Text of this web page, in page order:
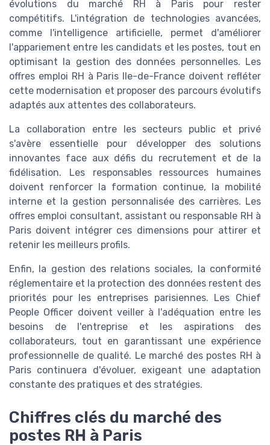
évolutions du marché RH à Paris pour rester
compétitifs. L'intégration de technologies avancées,
comme l'intelligence artificielle, permet d'améliorer
l'appariement entre les candidats et les postes, tout en
optimisant la gestion des données personnelles. Les
offres emploi RH à Paris Ile-de-France doivent refléter
cette modernisation et proposer des parcours évolutifs
adaptés aux attentes des collaborateurs.
La collaboration entre les secteurs public et privé
s'avère essentielle pour développer des solutions
innovantes face aux défis du recrutement et de la
fidélisation. Les responsables ressources humaines
doivent renforcer la formation continue, la mobilité
interne et la gestion personnalisée des carrières. Les
offres emploi consultant, assistant ou responsable RH à
Paris doivent intégrer ces dimensions pour attirer et
retenir les meilleurs profils.
Enfin, la gestion des relations sociales, la conformité
réglementaire et la protection des données restent des
priorités pour les entreprises parisiennes. Les Chief
People Officer doivent veiller à l'adéquation entre les
besoins de l'entreprise et les aspirations des
collaborateurs, tout en garantissant une expérience
professionnelle de qualité. Le marché des postes RH à
Paris continuera d'évoluer, exigeant une adaptation
constante des pratiques et des stratégies.
Chiffres clés du marché des
postes RH à Paris